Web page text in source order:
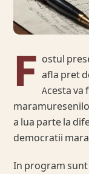
F ostul
afla pret
Acesta va
a lua parte la
democratii
In program